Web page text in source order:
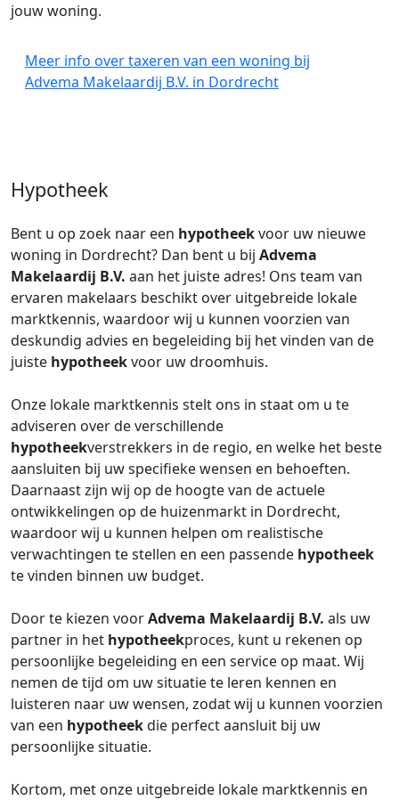
jouw woning.
Meer info over taxeren van een woning bij
Advema Makelaardij B.V. in Dordrecht
Hypotheek
Bent u op zoek naar een hypotheekvoor uw nieuwe
woning in Dordrecht? Dan bent u bij Advema
Makelaardij B.V. aan het juiste adres! Ons team van
ervaren makelaars beschikt over uitgebreide lokale
marktkennis, waardoor wij u kunnen voorzien van
deskundig advies en begeleiding bij het vinden van de
juiste hypotheekvoor uw droomhuis.
Onze lokale marktkennis stelt ons in staat om u te
adviseren over de verschillende
hypotheekverstrekkers in de regio, en welke het beste
aansluiten bij uw specifieke wensen en behoeften.
Daarnaast zijn wij op de hoogte van de actuele
ontwikkelingen op de huizenmarkt in Dordrecht,
waardoor wij u kunnen helpen om realistische
verwachtingen te stellen en een passende hypotheek
te vinden binnen uw budget.
Door te kiezen voorAdvema Makelaardij B.V. als uw
partner in het hypotheekproces, kunt u rekenen op
persoonlijke begeleiding en een service op maat. Wij
nemen de tijd om uw situatie te leren kennen en
luisteren naar uw wensen, zodat wij u kunnen voorzien
van een hypotheekdie perfect aansluit bij uw
persoonlijke situatie.
Kortom, met onze uitgebreide lokale marktkennis en